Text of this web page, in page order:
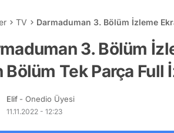
TV Darmaduman 3. Bölüm İzleme
3. Bölüm
Bölüm Tek Parça Full
Elif - Onedio Üyesi
11.11.2022 - 12:23